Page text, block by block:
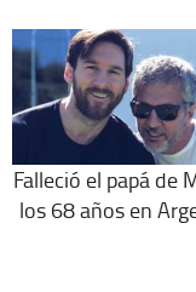
Falleció el papá de
los 68 años en